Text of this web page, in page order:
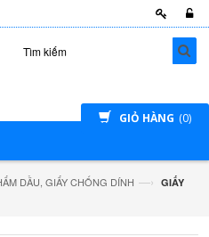
GIỎ HÀNG (0)
DẦU, GIẤY CHỐNG DÍNH —› GIẤY